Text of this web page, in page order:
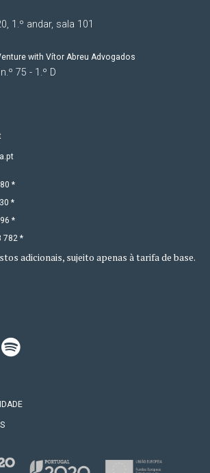
1.º andar, sala 101
with Vítor Abreu Advogados
75 - 1.º D
*
*
*
782 *
adicionais, sujeito apenas à tarifa de base.